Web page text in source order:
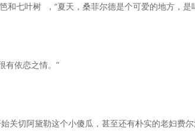
和七叶树 ，“夏天，桑菲尔德是个可爱的地方，是
有依恋之情。”
关切阿黛勒这个小傻瓜，甚至还有朴实的老妇费尔